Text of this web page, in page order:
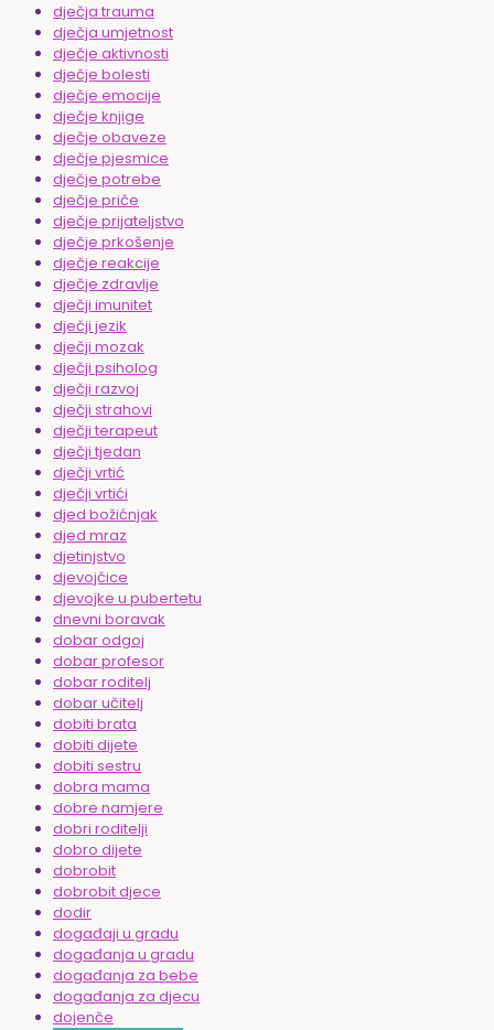
dječja trauma
dječja umjetnost
dječje aktivnosti
dječje bolesti
dječje emocije
dječje knjige
dječje obaveze
dječje pjesmice
dječje potrebe
dječje priče
dječje prijateljstvo
dječje prkošenje
dječje reakcije
dječje zdravlje
dječji imunitet
dječji jezik
dječji mozak
dječji psiholog
dječji razvoj
dječji strahovi
dječji terapeut
dječji tjedan
dječji vrtić
dječji vrtići
djed božićnjak
djed mraz
djetinjstvo
djevojčice
djevojke u pubertetu
dnevni boravak
dobar odgoj
dobar profesor
dobar roditelj
dobar učitelj
dobiti brata
dobiti dijete
dobiti sestru
dobra mama
dobre namjere
dobri roditelji
dobro dijete
dobrobit
dobrobit djece
dodir
događaji u gradu
događanja u gradu
događanja za bebe
događanja za djecu
dojenče